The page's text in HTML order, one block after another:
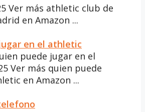
Ver más athletic club de
en Amazon ...
en el athletic
puede jugar en el
Ver más quien puede
en Amazon ...